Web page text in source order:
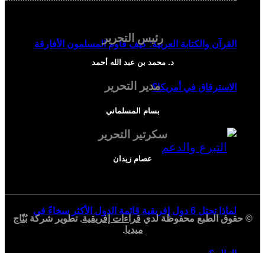
القرآن والكتابة العربية: كيف قاوم المسلمون الأفارقة
الاسترقاق في أمريكا؟
لماذا تحتل 6 دول إفريقية قائمة الدول الأكثر سخاءً في
رئيس التحرير
د. محمد بن عبد الله أحمد
مدير التحرير
بسام المسلماني
سكرتير التحرير
عصام زيدان
© حقوق الطبع محفوظة لديقراءات إفريقية. تطوير شركةبُنّاج
ميديا.